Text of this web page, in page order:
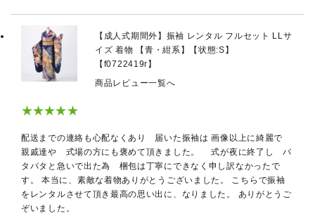
【成人式期間外】振袖 レンタル フルセット LLサ
イズ 着物 【青・紺系】【状態:S】
【f0722419r】
商品レビュー一覧へ
★★★★★
配送までの連絡も心配なくあり 届いた振袖は 画像以上に綺麗で
親戚達や 式場の方にも褒めて頂きました。 式が夜に終了し バ
タバタと急いで出た為 梱包は丁寧にできなく申し訳なかったで
す。 本当に、素敵な着物ありがとうございました。 こちらで振袖
をレンタルさせて頂き最高の思い出に、なりました。 ありがとうご
ぞいました。